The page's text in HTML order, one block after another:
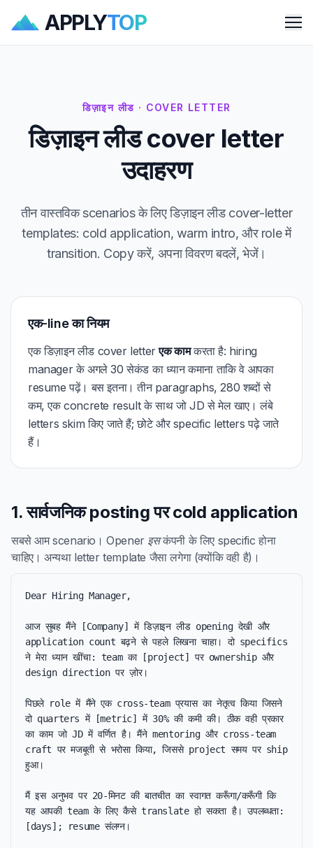
APPLYTOP
डिज़ाइन लीड · COVER LETTER
डिज़ाइन लीड cover letter
उदाहरण
तीन वास्तविक scenarios के लिए डिज़ाइन लीड cover-letter
templates: cold application, warm intro, और role में
transition. Copy करें, अपना विवरण बदलें, भेजें।
एक-line का नियम
एक डिज़ाइन लीड cover letterएक कामकरता है: hiring
manager के अगले 30 सेकंड का ध्यान कमाना ताकि वे आपका
resume पढ़ें। बस इतना। तीन paragraphs, 280 शब्दों से
कम, एक concrete result के साथ जो JD से मेल खाए। लंबे
letters skim किए जाते हैं; छोटे और specific letters पढ़े जाते
हैं।
1. सार्वजनिक posting पर cold application
सबसे आम scenario। Opener इसकंपनी के लिए specific होना
चाहिए। अन्यथा letter template जैसा लगेगा (क्योंकि वही है)।
Dear Hiring Manager,
आज सुबह मैंने [Company] में डिज़ाइन लीड opening देखी और
application count बढ़ने से पहले लिखना चाहा। दो specifics
ने मेरा ध्यान खींचा: team का [project] पर ownership और
design direction पर ज़ोर।
पिछले role में मैंने एक cross-team प्रयास का नेतृत्व किया जिसने
दो quarters में [metric] में 30% की कमी की। ठीक वही प्रकार
का काम जो JD में वर्णित है। मैंने mentoring और cross-team
craft पर मजबूती से भरोसा किया, जिससे project समय पर ship
हुआ।
मैं इस अनुभव पर 20-मिनट की बातचीत का स्वागत करूँगा/करूँगी कि
यह आपकी team के लिए कैसे translate हो सकता है। उपलब्धता:
[days]; resume संलग्न।